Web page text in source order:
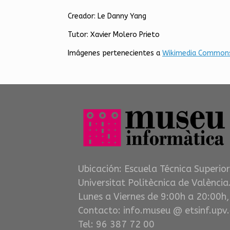
Creador: Le Danny Yang
Tutor: Xavier Molero Prieto
Imágenes pertenecientes a Wikimedia
Ubicación: Escuela Técnica
Universitat Politècnica de
Lunes a Viernes de 9:00h a
Contacto: info.museu @
Tel: 96 387 72 00